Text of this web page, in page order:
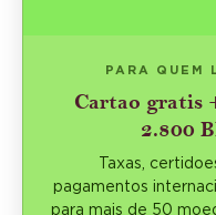
PARA QUEM
Cartao gratis
2.800
Taxas,
pagamentos
para mais de 50